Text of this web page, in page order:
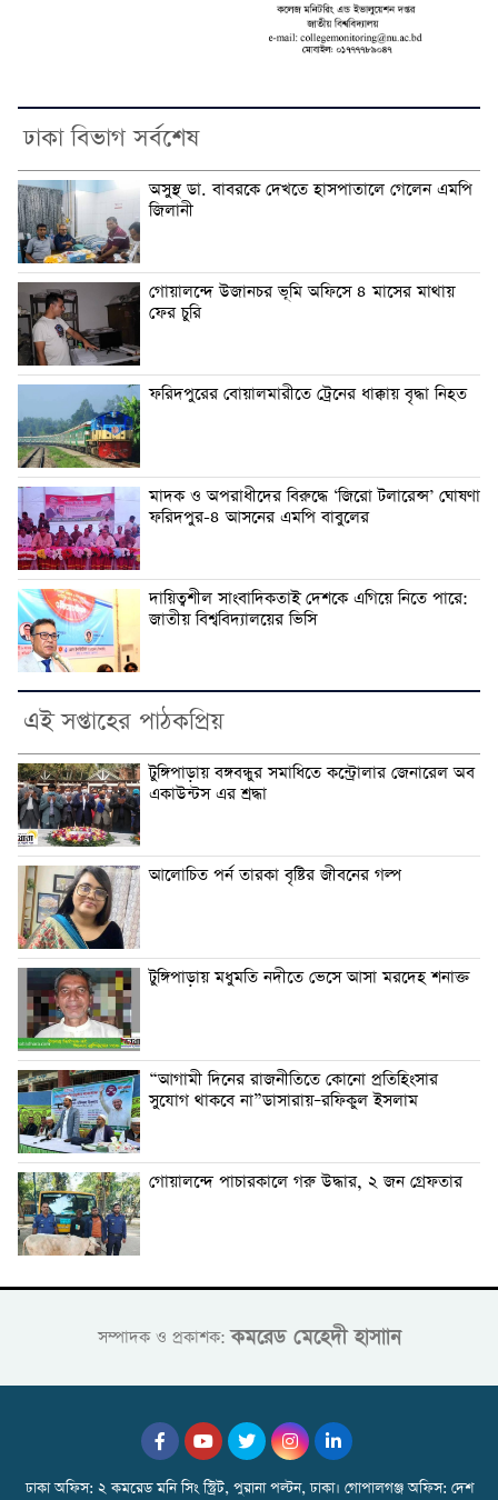
ঢাকা বিভাগ সর্বশেষ
অসুস্থ ডা. বাবরকে দেখতে হাসপাতালে গেলেন এমপি
জিলানী
গোয়ালন্দে উজানচর ভূমি অফিসে ৪ মাসের মাথায়
ফের চুরি
ফরিদপুরের বোয়ালমারীতে ট্রেনের ধাক্কায় বৃদ্ধা নিহত
মাদক ও অপরাধীদের বিরুদ্ধে ‘জিরো টলারেন্স’ ঘোষণা
ফরিদপুর-৪ আসনের এমপি বাবুলের
দায়িত্বশীল সাংবাদিকতাই দেশকে এগিয়ে নিতে পারে:
জাতীয় বিশ্ববিদ্যালয়ের ভিসি
এই সপ্তাহের পাঠকপ্রিয়
টুঙ্গিপাড়ায় বঙ্গবন্ধুর সমাধিতে কন্ট্রোলার জেনারেল অব
একাউন্টস এর শ্রদ্ধা
আলোচিত পর্ন তারকা বৃষ্টির জীবনের গল্প
টুঙ্গিপাড়ায় মধুমতি নদীতে ভেসে আসা মরদেহ শনাক্ত
“আগামী দিনের রাজনীতিতে কোনো প্রতিহিংসার
সুযোগ থাকবে না”ডাসারায়–রফিকুল ইসলাম
গোয়ালন্দে পাচারকালে গরু উদ্ধার, ২ জন গ্রেফতার
সম্পাদক ও প্রকাশক:কমরেড মেহেদী হাসাান
ঢাকা অফিস: ২ কমরেড মনি সিং স্ট্রিট, পুরানা পল্টন, ঢাকা। গোপালগঞ্জ অফিস: দেশ